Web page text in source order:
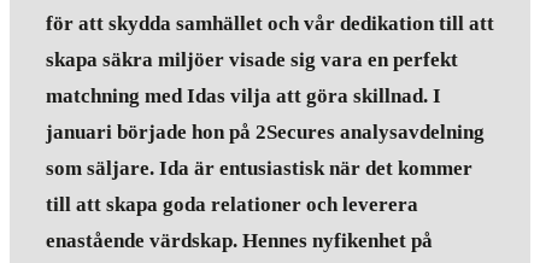
för att skydda samhället och vår dedikation till att
skapa säkra miljöer visade sig vara en perfekt
matchning med Idas vilja att göra skillnad. I
januari började hon på 2Secures analysavdelning
som säljare. Ida är entusiastisk när det kommer
till att skapa goda relationer och leverera
enastående värdskap. Hennes nyfikenhet på